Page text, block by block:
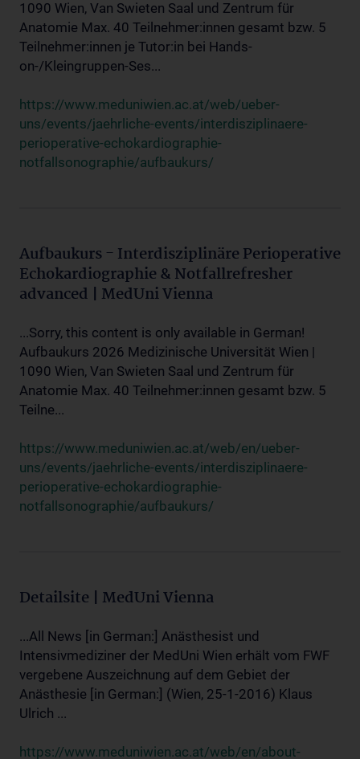
1090 Wien, Van Swieten Saal und Zentrum für
Anatomie Max. 40 Teilnehmer:innen gesamt bzw. 5
Teilnehmer:innen je Tutor:in bei Hands-
on-/Kleingruppen-Ses...
https://www.meduniwien.ac.at/web/ueber-
uns/events/jaehrliche-events/interdisziplinaere-
perioperative-echokardiographie-
notfallsonographie/aufbaukurs/
Aufbaukurs - Interdisziplinäre Perioperative
Echokardiographie & Notfallrefresher
advanced | MedUni Vienna
...Sorry, this content is only available in German!
Aufbaukurs 2026 Medizinische Universität Wien |
1090 Wien, Van Swieten Saal und Zentrum für
Anatomie Max. 40 Teilnehmer:innen gesamt bzw. 5
Teilne...
https://www.meduniwien.ac.at/web/en/ueber-
uns/events/jaehrliche-events/interdisziplinaere-
perioperative-echokardiographie-
notfallsonographie/aufbaukurs/
Detailsite | MedUni Vienna
...All News [in German:] Anästhesist und
Intensivmediziner der MedUni Wien erhält vom FWF
vergebene Auszeichnung auf dem Gebiet der
Anästhesie [in German:] (Wien, 25-1-2016) Klaus
Ulrich ...
https://www.meduniwien.ac.at/web/en/about-